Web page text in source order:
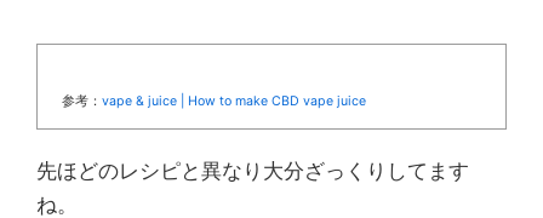
参考： vape & juice | How to make CBD vape juice
先ほどのレシピと異なり大分ざっくりしてます
ね。